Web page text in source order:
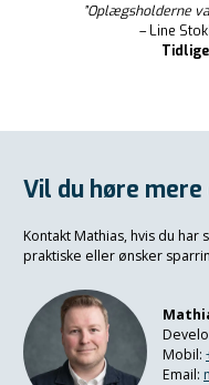
”Oplægsholderne
– Line
Vil du høre
Kontakt Mathias, hvis du
praktiske eller ønsker
Mobil:
Email: